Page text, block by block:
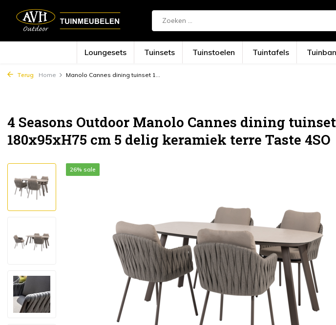
Loungesets Tuinsets Tuinstoelen Tuintafels
Terug Home Manolo Cannes dining tuinset 1...
4 Seasons Outdoor Manolo Cannes dining tuinset
180x95xH75 cm 5 delig keramiek terre Taste 4SO
26% sale